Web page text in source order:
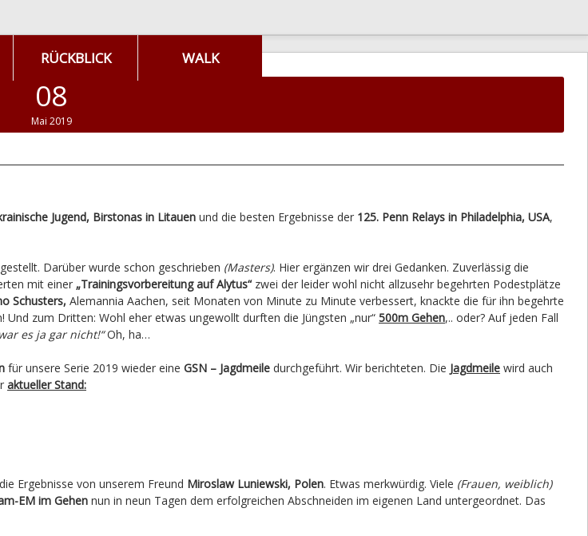
RÜCKBLICK WALK
08
Mai 2019
Jugend, Birstonas in Litauen und die besten Ergebnisse der 125. Penn Relays in Philadelphia, USA,
Darüber wurde schon geschrieben (Masters). Hier ergänzen wir drei Gedanken. Zuverlässig die
mit einer „Trainingsvorbereitung auf Alytus“zwei der leider wohl nicht allzusehr begehrten Podestplätze
Schusters, Alemannia Aachen, seit Monaten von Minute zu Minute verbessert, knackte die für ihn begehrte
zum Dritten: Wohl eher etwas ungewollt durften die Jüngsten „nur“ 500m Gehen,.. oder? Auf jeden Fall
es ja gar nicht!“Oh, ha…
für unsere Serie 2019 wieder eine GSN – Jagdmeile durchgeführt. Wir berichteten. Die Jagdmeile wird auch
aktueller Stand:
Ergebnisse von unserem Freund Miroslaw Luniewski, Polen. Etwas merkwürdig. Viele (Frauen, weiblich)
EM im Gehen nun in neun Tagen dem erfolgreichen Abschneiden im eigenen Land untergeordnet. Das